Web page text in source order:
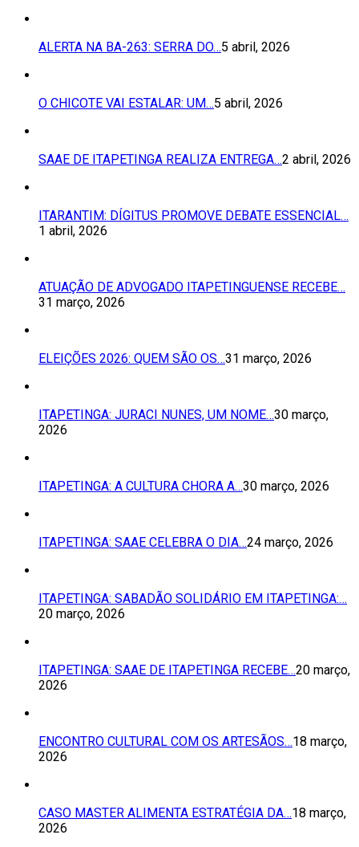
ALERTA NA BA-263: SERRA DO…5 abril, 2026
O CHICOTE VAI ESTALAR: UM…5 abril, 2026
SAAE DE ITAPETINGA REALIZA ENTREGA…2 abril, 2026
ITARANTIM: DÍGITUS PROMOVE DEBATE ESSENCIAL…
1 abril, 2026
ATUAÇÃO DE ADVOGADO ITAPETINGUENSE RECEBE…
31 março, 2026
ELEIÇÕES 2026: QUEM SÃO OS…31 março, 2026
ITAPETINGA: JURACI NUNES, UM NOME…30 março,
2026
ITAPETINGA: A CULTURA CHORA A…30 março, 2026
ITAPETINGA: SAAE CELEBRA O DIA…24 março, 2026
ITAPETINGA: SABADÃO SOLIDÁRIO EM ITAPETINGA:…
20 março, 2026
ITAPETINGA: SAAE DE ITAPETINGA RECEBE…20 março,
2026
ENCONTRO CULTURAL COM OS ARTESÃOS…18 março,
2026
CASO MASTER ALIMENTA ESTRATÉGIA DA…18 março,
2026